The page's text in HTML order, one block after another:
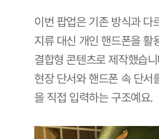
이번 팝업은 기존 방식과 다
지류 대신 개인 핸드폰을 활
결합형 콘텐츠로 제작했습
현장 단서와 핸드폰 속 단서
을 직접 입력하는 구조예요.